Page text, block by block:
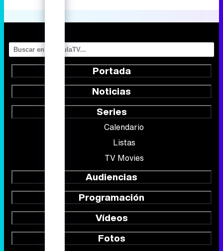
Portada
Noticias
Series
Calendario
Listas
TV Movies
Audiencias
Programación
Vídeos
Fotos